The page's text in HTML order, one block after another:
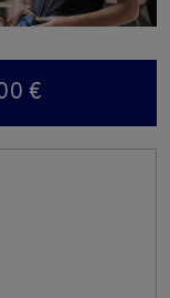
€